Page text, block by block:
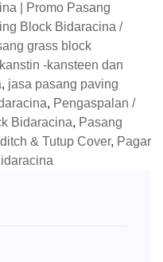
| Promo Pasang
Block Bidaracina /
grass block
kanstin -kansteen dan
, jasa pasang paving
, Pengaspalan /
Bidaracina, Pasang
& Tutup Cover, Pagar